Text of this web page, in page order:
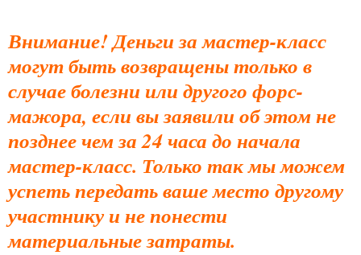
Внимание! Деньги за мастер-класс
могут быть возвращены только в
случае болезни или другого форс-
мажора, если вы заявили об этом не
позднее чем за 24 часа до начала
мастер-класс. Только так мы можем
успеть передать ваше место другому
участнику и не понести
материальные затраты.